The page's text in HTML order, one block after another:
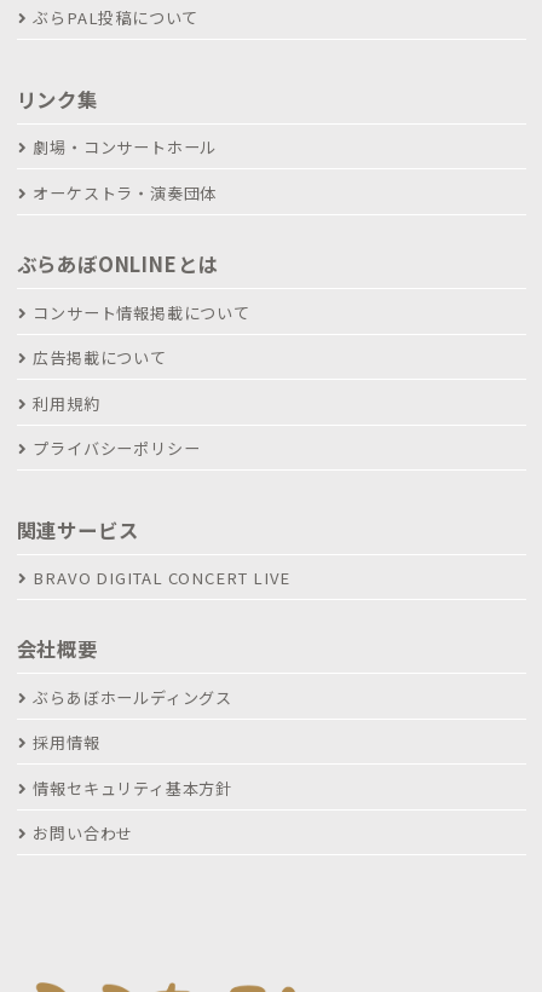
ぶらPAL投稿について
リンク集
劇場・コンサートホール
オーケストラ・演奏団体
ぶらあぼONLINEとは
コンサート情報掲載について
広告掲載について
利用規約
プライバシーポリシー
関連サービス
BRAVO DIGITAL CONCERT LIVE
会社概要
ぶらあぼホールディングス
採用情報
情報セキュリティ基本方針
お問い合わせ